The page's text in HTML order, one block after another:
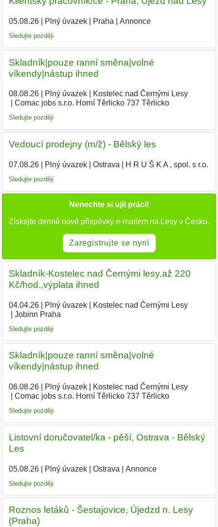
05.08.26| Plný úvazek| Praha Annonce
Sledujte později
Skladník|pouze ranní směna|volné
víkendy|nástup ihned
08.08.26| Plný úvazek| Kostelec nad Černými Lesy|
Comac jobs s.r.o. Horní Těrlicko 737 Těrlicko
Sledujte později
Vedoucí prodejny (m/ž) - Bělský les
07.08.26| Plný úvazek| Ostrava H R U Š K A , spol. s r.o.
Sledujte později
Nenechte si ujít práci!
Získejte denně nové příspěvky e-mailem na Lesy v Česko.
Zaregistrujte se nyní
Skladník-Kostelec nad Černými lesy,až 220
Kč/hod.,výplata ihned
04.04.26| Plný úvazek| Kostelec nad Černými Lesy|
Jobinn Praha
Sledujte později
Skladník|pouze ranní směna|volné
víkendy|nástup ihned
06.08.26| Plný úvazek| Kostelec nad Černými Lesy|
Comac jobs s.r.o. Horní Těrlicko 737 Těrlicko|
Sledujte později
Listovní doručovatel/ka - pěší, Ostrava - Bělský
Les
05.08.26| Plný úvazek| Ostrava Annonce
Sledujte později
Roznos letáků - Šestajovice, Újedzd n. Lesy
(Praha)